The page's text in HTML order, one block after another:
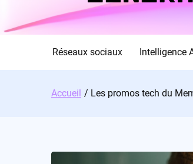
Réseaux sociaux Intelligence
Accueil Les promos tech du